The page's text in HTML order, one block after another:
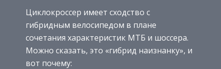
Циклокроссер имеет сходство с
гибридным велосипедом в плане
сочетания характеристик МТБ и шоссера.
Можно сказать, это «гибрид наизнанку», и
вот почему: